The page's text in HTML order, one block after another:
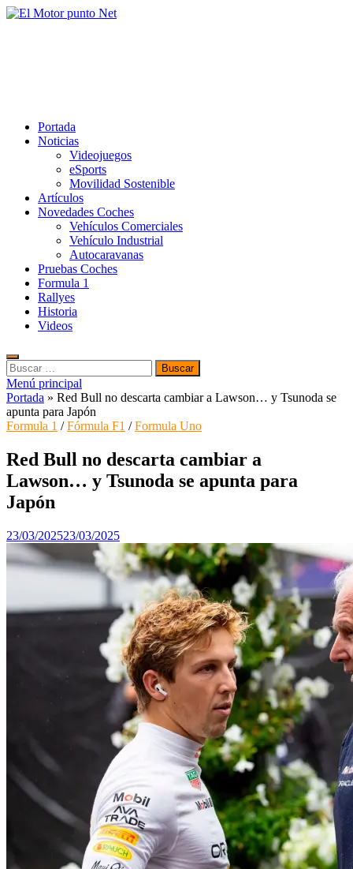
Saltar
Portada
Noticias
Videojuegos
eSports
Movilidad Sostenible
Artículos
Novedades Coches
Vehículos Comerciales
Vehículo Industrial
Autocaravanas
Pruebas Coches
Formula 1
Rallyes
Historia
Videos
Buscar:
Menú principal
Portada » Red Bull no descarta cambiar a Lawson… y Tsunoda se
apunta para Japón
Formula 1 /Fórmula F1 /Formula Uno
Red Bull no descarta cambiar a
Lawson… y Tsunoda se apunta para
Japón
23/03/202523/03/2025